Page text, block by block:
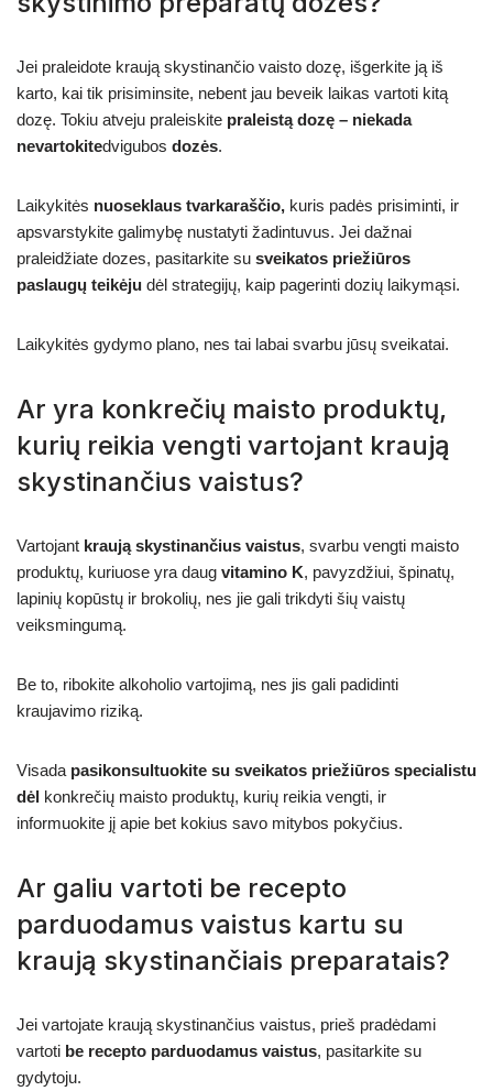
Jei praleidote kraują skystinančio vaisto dozę, išgerkite ją iš
karto, kai tik prisiminsite, nebent jau beveik laikas vartoti kitą
dozę. Tokiu atveju praleiskite praleistą dozę – niekada
nevartokitedvigubos dozės.
Laikykitės nuoseklaus tvarkaraščio, kuris padės prisiminti, ir
apsvarstykite galimybę nustatyti žadintuvus. Jei dažnai
praleidžiate dozes, pasitarkite su sveikatos priežiūros
paslaugų teikėju dėl strategijų, kaip pagerinti dozių laikymąsi.
Laikykitės gydymo plano, nes tai labai svarbu jūsų sveikatai.
Ar yra konkrečių maisto produktų,
kurių reikia vengti vartojant kraują
skystinančius vaistus?
Vartojant kraują skystinančius vaistus, svarbu vengti maisto
produktų, kuriuose yra daug vitamino K, pavyzdžiui, špinatų,
lapinių kopūstų ir brokolių, nes jie gali trikdyti šių vaistų
veiksmingumą.
Be to, ribokite alkoholio vartojimą, nes jis gali padidinti
kraujavimo riziką.
Visada pasikonsultuokite su sveikatos priežiūros specialistu
dėl konkrečių maisto produktų, kurių reikia vengti, ir
informuokite jį apie bet kokius savo mitybos pokyčius.
Ar galiu vartoti be recepto
parduodamus vaistus kartu su
kraują skystinančiais preparatais?
Jei vartojate kraują skystinančius vaistus, prieš pradėdami
vartoti be recepto parduodamus vaistus, pasitarkite su
gydytoju.